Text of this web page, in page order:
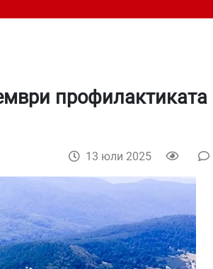
профилактиката
13 юли 2025